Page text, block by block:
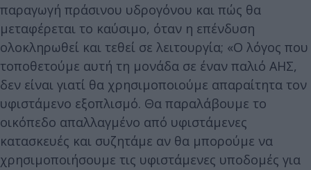
παραγωγή πράσινου υδρογόνου και πώς θα
μεταφέρεται το καύσιμο, όταν η επένδυση
ολοκληρωθεί και τεθεί σε λειτουργία; «Ο λόγος που
τοποθετούμε αυτή τη μονάδα σε έναν παλιό ΑΗΣ,
δεν είναι γιατί θα χρησιμοποιούμε απαραίτητα τον
υφιστάμενο εξοπλισμό. Θα παραλάβουμε το
οικόπεδο απαλλαγμένο από υφιστάμενες
κατασκευές και συζητάμε αν θα μπορούμε να
χρησιμοποιήσουμε τις υφιστάμενες υποδομές για